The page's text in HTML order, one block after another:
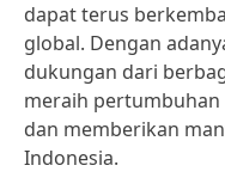
dapat terus
global. Dengan
dukungan dari
meraih
dan memberikan
Indonesia.